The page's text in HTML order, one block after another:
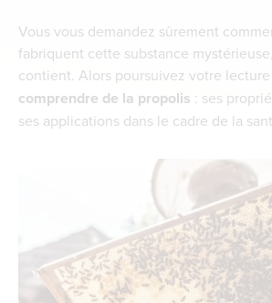
Vous vous demandez sûrement
fabriquent cette substance
contient. Alors poursuivez votre lecture
comprendre de la propolis : ses
ses applications dans le cadre de la